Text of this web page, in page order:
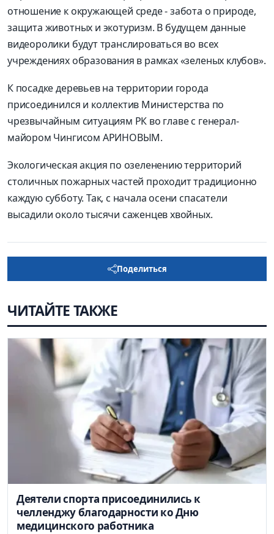
отношение к окружающей среде - забота о природе,
защита животных и экотуризм. В будущем данные
видеоролики будут транслироваться во всех
учреждениях образования в рамках «зеленых клубов».
К посадке деревьев на территории города
присоединился и коллектив Министерства по
чрезвычайным ситуациям РК во главе с генерал-
майором Чингисом АРИНОВЫМ.
Экологическая акция по озеленению территорий
столичных пожарных частей проходит традиционно
каждую субботу. Так, с начала осени спасатели
высадили около тысячи саженцев хвойных.
Поделиться
ЧИТАЙТЕ ТАКЖЕ
Деятели спорта присоединились к
челленджу благодарности ко Дню
медицинского работника